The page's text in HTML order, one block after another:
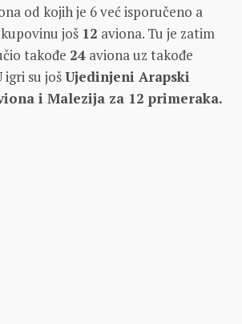
od kojih je 6 već isporučeno a
još 12 aviona. Tu je zatim
takođe 24 aviona uz takođe
igri su jošUjedinjeni Arapski
i Malezija za 12 primeraka.